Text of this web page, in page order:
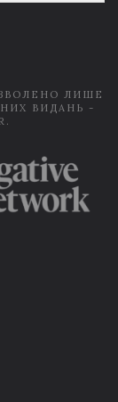
ЛИШЕ
ВИДАНЬ -